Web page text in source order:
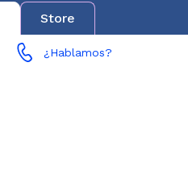
Store
¿Hablamos?